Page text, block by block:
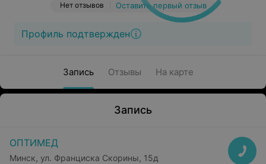
Нет отзывов Оставить первый отзыв
Профиль подтвержден
Запись Отзывы На карте
Запись
ОПТИМЕД
Минск, ул. Франциска Скорины, 15д